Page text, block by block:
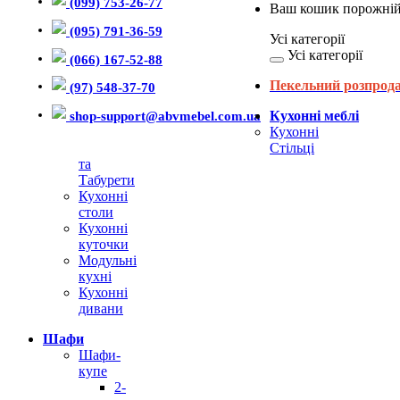
(095) 791-36-59
(066) 167-52-88
(97) 548-37-70
shop-support@abvmebel.com.ua
Ваш кошик
Усі категорії
Усі категорії
Пекельний
Кухонні меблі
Кухонні
Стільці
та
Табурети
Кухонні
столи
Кухонні
куточки
Модульні
кухні
Кухонні
дивани
Шафи
Шафи-
купе
2-